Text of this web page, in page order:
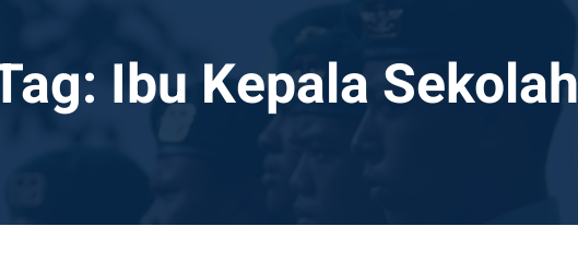
Ibu Kepala Sekolah